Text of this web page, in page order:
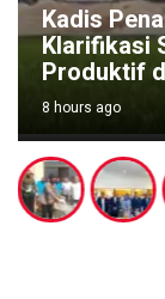
Kadis
Klarifikasi
Produktif
8 hours ago